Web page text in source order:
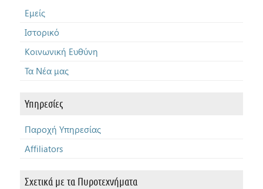
Εμείς
Ιστορικό
Κοινωνική Ευθύνη
Τα Νέα μας
Υπηρεσίες
Παροχή Υπηρεσίας
Affiliators
Σχετικά με τα Πυροτεχνήματα